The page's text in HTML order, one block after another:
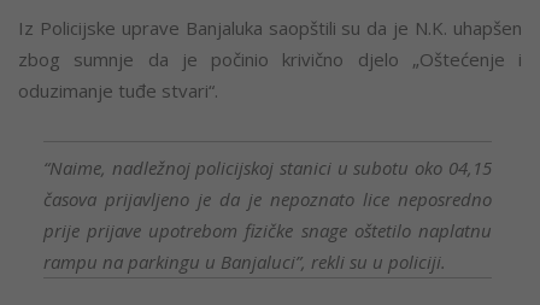
Iz Policijske uprave Banjaluka saopštili su da je N.K. uhapšen
zbog sumnje da je počinio krivično djelo „Oštećenje i
oduzimanje tuđe stvari“.
“Naime, nadležnoj policijskoj stanici u subotu oko 04,15
časova prijavljeno je da je nepoznato lice neposredno
prije prijave upotrebom fizičke snage oštetilo naplatnu
rampu na parkingu u Banjaluci”, rekli su u policiji.